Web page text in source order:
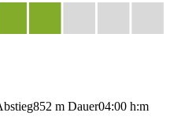
852 m Dauer04:00 h:m